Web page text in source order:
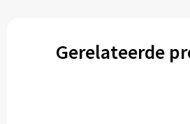
Gerelateerde